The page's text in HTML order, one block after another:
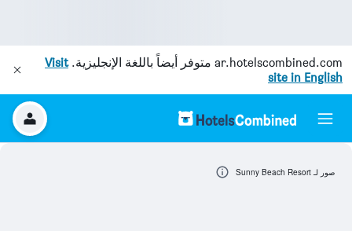
ar.hotelscombined.com متوفر أيضاً باللغة الإنجليزية.Visit
site in English
صور لـ Sunny Beach Resort